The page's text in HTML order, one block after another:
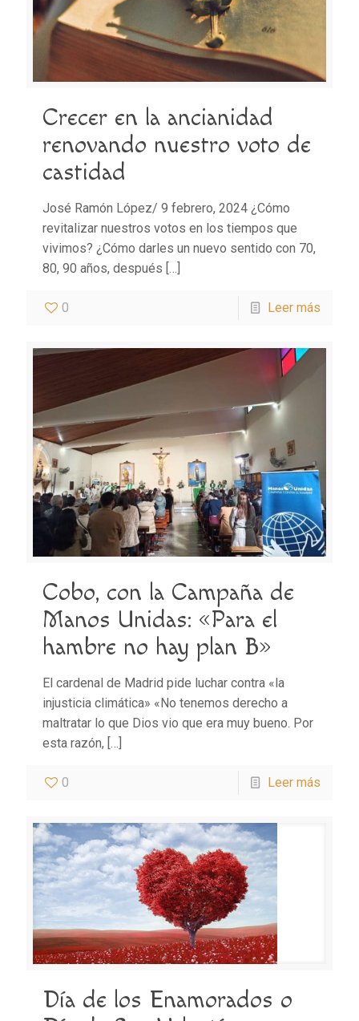
Crecer en la ancianidad
renovando nuestro voto de
castidad
José Ramón López/ 9 febrero, 2024 ¿Cómo
revitalizar nuestros votos en los tiempos que
vivimos? ¿Cómo darles un nuevo sentido con 70,
80, 90 años, después […]
0 Leer más
Cobo, con la Campaña de
Manos Unidas: «Para el
hambre no hay plan B»
El cardenal de Madrid pide luchar contra «la
injusticia climática» «No tenemos derecho a
maltratar lo que Dios vio que era muy bueno. Por
esta razón, […]
0 Leer más
Día de los Enamorados o